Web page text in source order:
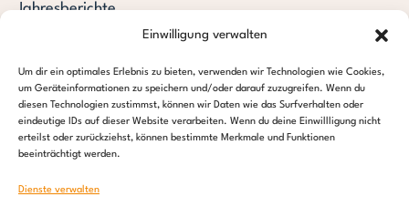
Einwilligung verwalten
Um dir ein optimales Erlebnis zu bieten, verwenden wir Technologien wie Cookies,
um Geräteinformationen zu speichern und/oder darauf zuzugreifen. Wenn du
diesen Technologien zustimmst, können wir Daten wie das Surfverhalten oder
eindeutige IDs auf dieser Website verarbeiten. Wenn du deine Einwillligung nicht
erteilst oder zurückziehst, können bestimmte Merkmale und Funktionen
beeinträchtigt werden.
Dienste verwalten
Jahresberichte
Pressespiegel
Stiftung steps for children
c/o Regus Altona
22765 Hamburg